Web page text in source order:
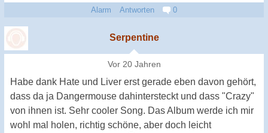
Alarm Antworten 0
Serpentine
Vor 20 Jahren
Habe dank Hate und Liver erst gerade eben davon gehört,
dass da ja Dangermouse dahintersteckt und dass "Crazy"
von ihnen ist. Sehr cooler Song. Das Album werde ich mir
wohl mal holen, richtig schöne, aber doch leicht